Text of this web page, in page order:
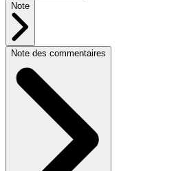
Note
Note des commentaires